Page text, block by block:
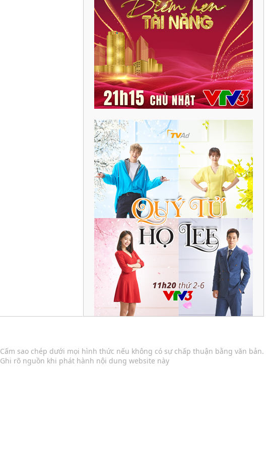
Cấm sao chép dưới mọi hình thức nếu không có sự chấp thuận bằng văn bản.
Ghi rõ nguồn khi phát hành nội dung website này